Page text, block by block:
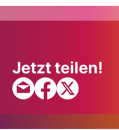
Jetzt teilen!